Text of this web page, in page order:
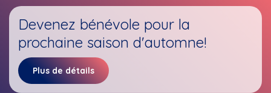
Devenez bénévole pour la
prochaine saison d'automne!
Plus de détails